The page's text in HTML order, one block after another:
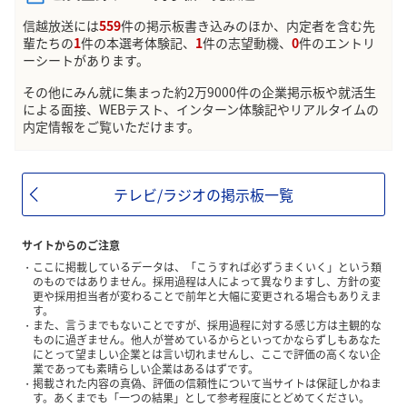
信越放送には559件の掲示板書き込みのほか、内定者を含む先
輩たちの1件の本選考体験記、 1件の志望動機、 0件のエントリ
ーシートがあります。
その他にみん就に集まった約2万9000件の企業掲示板や就活生
による面接、WEBテスト、インターン体験記やリアルタイムの
内定情報をご覧いただけます。
テレビ/ラジオの掲示板一覧
サイトからのご注意
ここに掲載しているデータは、「こうすれば必ずうまくいく」という類
のものではありません。採用過程は人によって異なりますし、方針の変
更や採用担当者が変わることで前年と大幅に変更される場合もありえま
す。
また、言うまでもないことですが、採用過程に対する感じ方は主観的な
ものに過ぎません。他人が誉めているからといってかならずしもあなた
にとって望ましい企業とは言い切れませんし、ここで評価の高くない企
業であっても素晴らしい企業はあるはずです。
掲載された内容の真偽、評価の信頼性について当サイトは保証しかねま
す。あくまでも「一つの結果」として参考程度にとどめてください。